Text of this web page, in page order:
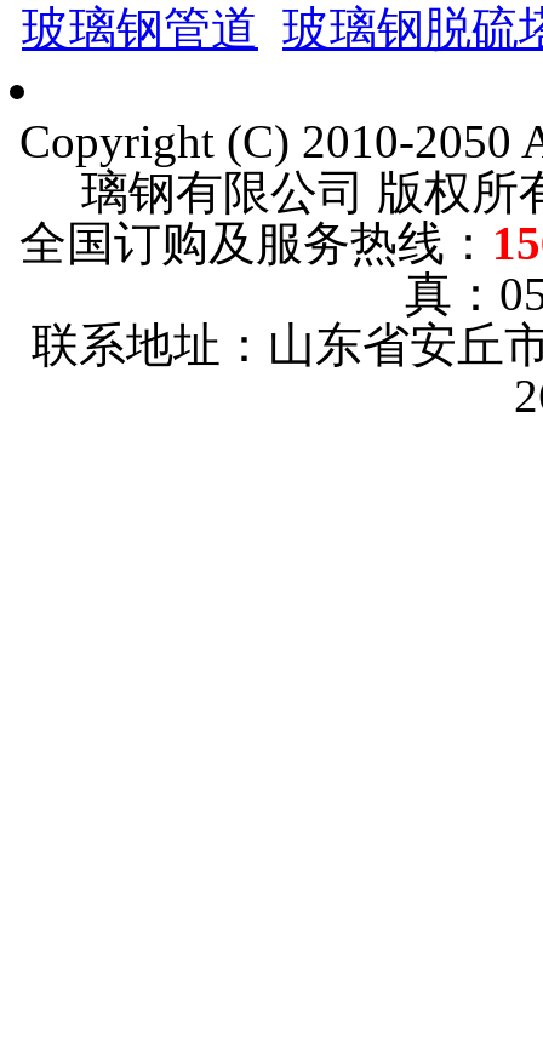
玻璃钢管道 玻璃钢脱硫
Copyright (C) 2010-2050
璃钢有限公司 版权
全国订购及服务热线：
真：
联系地址：山东省安丘